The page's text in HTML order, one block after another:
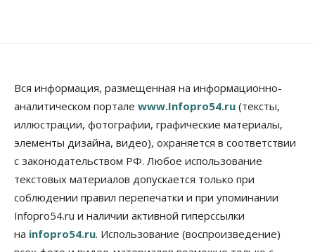
Недвижимость
Проект нового микрорайона на улице Кирова
утвердили в Новосибирске
05 Августа 2026, 15:30
Промышленность
Новосибирские компании произвели косметики
на два миллиарда рублей
05 Августа 2026, 15:00
Власть Финансы
Криптовалюта в России официально стала
имуществом
Вся информация, размещенная на информационно-
аналитическом портале www.Infopro54.ru (тексты,
иллюстрации, фотографии, графические материалы,
элементы дизайна, видео), охраняется в соответствии
с законодательством РФ. Любое использование
текстовых материалов допускается только при
соблюдении правил перепечатки и при упоминании
Infopro54.ru и наличии активной гиперссылки
на infopro54.ru. Использование (воспроизведение)